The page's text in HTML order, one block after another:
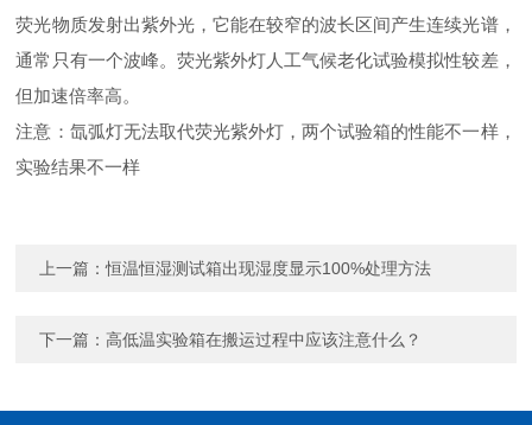
荧光物质发射出紫外光，它能在较窄的波长区间产生连续光谱，
通常只有一个波峰。荧光紫外灯人工气候老化试验模拟性较差，
但加速倍率高。
注意：氙弧灯无法取代荧光紫外灯，两个试验箱的性能不一样，
实验结果不一样
上一篇：恒温恒湿测试箱出现湿度显示100%处理方法
下一篇：高低温实验箱在搬运过程中应该注意什么？